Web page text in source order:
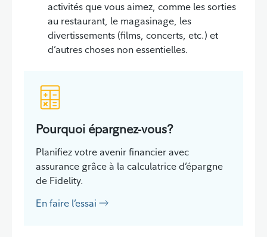
activités que vous aimez, comme les sorties
au restaurant, le magasinage, les
divertissements (films, concerts, etc.) et
d’autres choses non essentielles.
Pourquoi épargnez-vous?
Planifiez votre avenir financier avec
assurance grâce à la calculatrice d’épargne
de Fidelity.
En faire l’essai